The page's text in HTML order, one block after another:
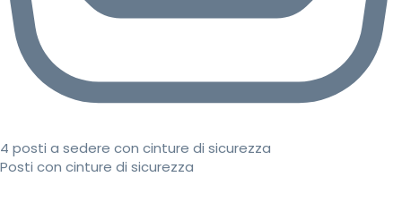
4 posti a sedere con cinture di sicurezza
Posti con cinture di sicurezza